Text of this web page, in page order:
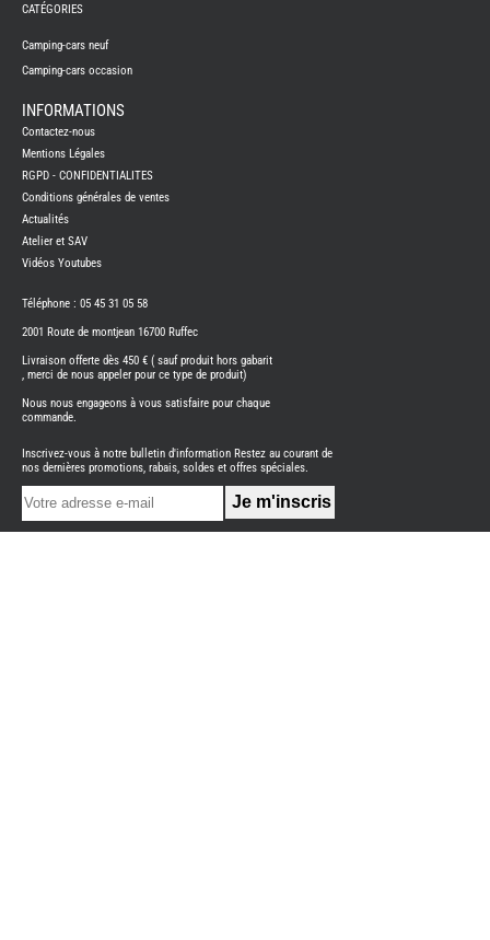
CAMPING-
NEUFS
CAMPING-
CAMPING-
BENIMAR
CAMPING-
CARADO
CAMPING-
ITINEO
CAMPING-
OCCASION
CARADO
NEUFS
FOURGON
BENIMAR
FOURGON
CATÉGORIES
Camping-cars neuf
Camping-cars occasion
INFORMATIONS
Contactez-nous
Mentions Légales
RGPD - CONFIDENTIALITES
Conditions générales de ventes
Actualités
Atelier et SAV
Vidéos Youtubes
Téléphone : 05 45 31 05 58
2001 Route de montjean 16700 Ruffec
Livraison offerte dès 450 € ( sauf produit hors gabarit
, merci de nous appeler pour ce type de produit)
Nous nous engageons à vous satisfaire pour chaque
commande.
Inscrivez-vous à notre bulletin d'information Restez au courant de
nos dernières promotions, rabais, soldes et offres spéciales.